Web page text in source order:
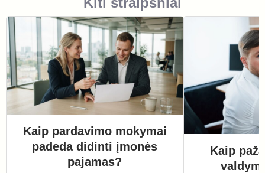
Kaip pardavimo mokymai
padeda didinti įmonės
pajamas?
Kaip